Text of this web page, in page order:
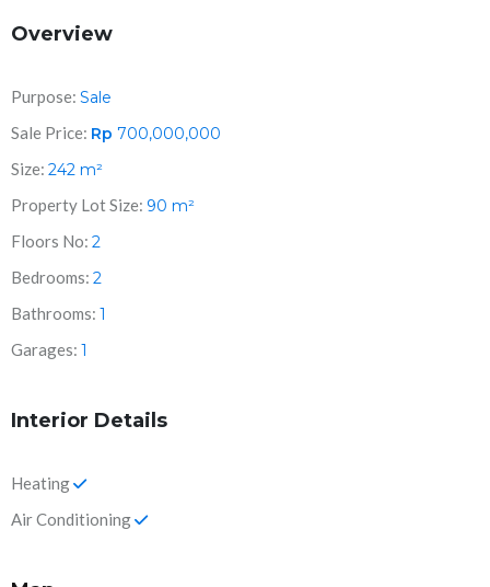
Overview
Purpose: Sale
Sale Price: Rp 700,000,000
Size: 242 m²
Property Lot Size: 90 m²
Floors No: 2
Bedrooms: 2
Bathrooms: 1
Garages: 1
Interior Details
Heating
Air Conditioning